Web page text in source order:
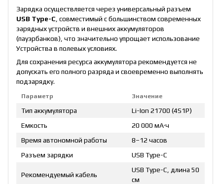
Зарядка осуществляется через универсальный разъем
USB Type-C , совместимый с большинством современных
зарядных устройств и внешних аккумуляторов
(пауэрбанков), что значительно упрощает использование
Устройства в полевых условиях.
Для сохранения ресурса аккумулятора рекомендуется не
допускать его полного разряда и своевременно выполнять
подзарядку.
Параметр Значение
Тип аккумулятора
Li-Ion 21700 (4S1P)
Емкость
20 000 мА·ч
Время автономной работы
8–12 часов
Разъем зарядки
USB Type-C
Рекомендуемый кабель
USB Type-C, длина 50
см